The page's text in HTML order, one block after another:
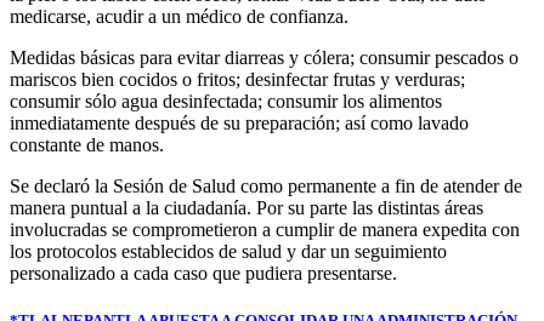
medicarse, acudir a un médico de confianza.
Medidas básicas para evitar diarreas y cólera; consumir pescados o
mariscos bien cocidos o fritos; desinfectar frutas y verduras;
consumir sólo agua desinfectada; consumir los alimentos
inmediatamente después de su preparación; así como lavado
constante de manos.
Se declaró la Sesión de Salud como permanente a fin de atender de
manera puntual a la ciudadanía. Por su parte las distintas áreas
involucradas se comprometieron a cumplir de manera expedita con
los protocolos establecidos de salud y dar un seguimiento
personalizado a cada caso que pudiera presentarse.